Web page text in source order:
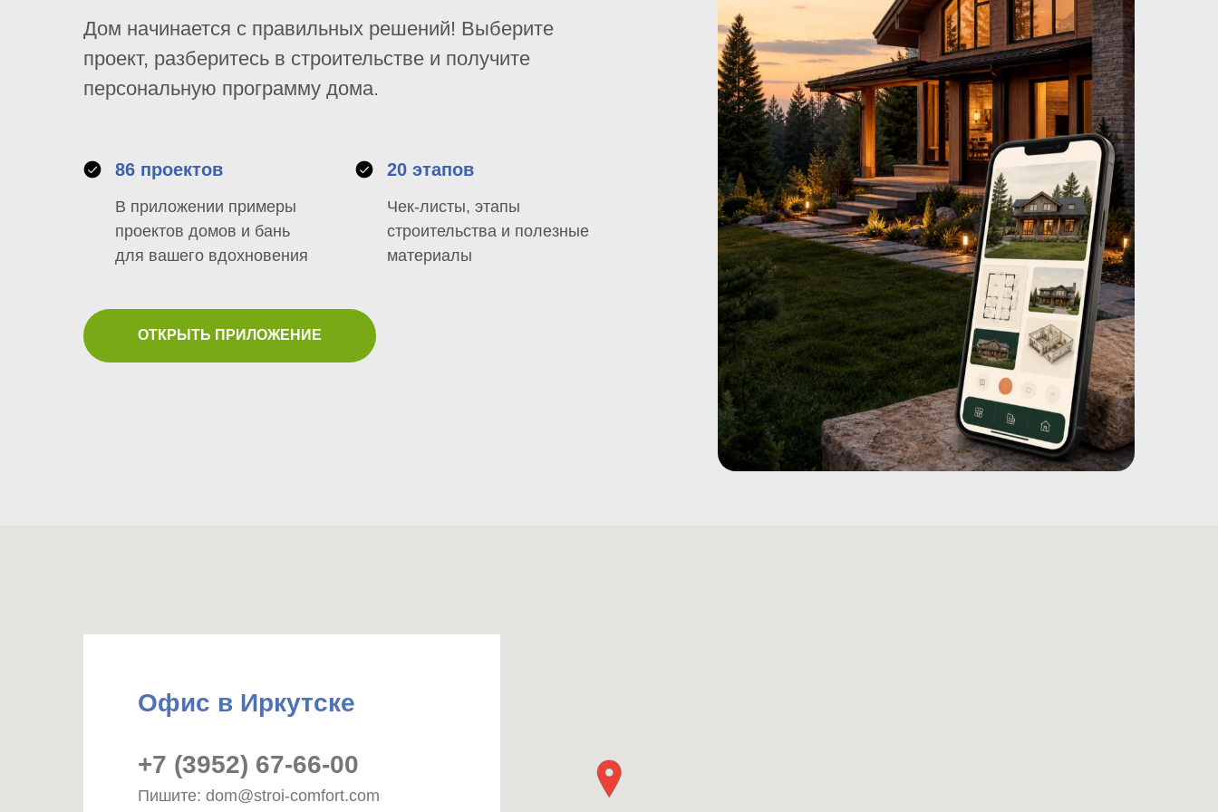
Дом начинается с правильных решений! Выберите
проект, разберитесь в строительстве и получите
персональную программу дома.
86 проектов
В приложении примеры
проектов домов и бань
для вашего вдохновения
20 этапов
Чек-листы, этапы
строительства и полезные
материалы
ОТКРЫТЬ ПРИЛОЖЕНИЕ
Офис в Иркутске
+7 (3952) 67-66-00
Пишите: dom@stroi-comfort.com